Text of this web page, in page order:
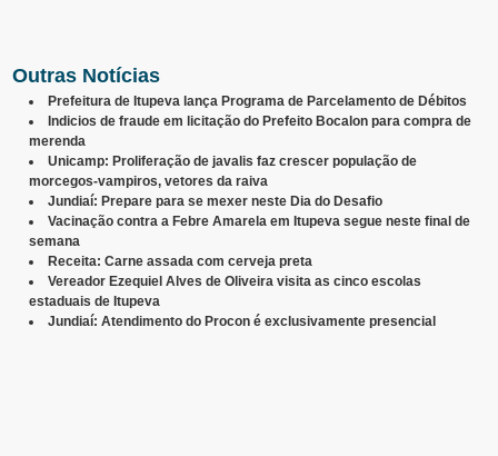
Outras Notícias
Prefeitura de Itupeva lança Programa de Parcelamento de Débitos
Indicios de fraude em licitação do Prefeito Bocalon para compra de
merenda
Unicamp: Proliferação de javalis faz crescer população de
morcegos-vampiros, vetores da raiva
Jundiaí: Prepare para se mexer neste Dia do Desafio
Vacinação contra a Febre Amarela em Itupeva segue neste final de
semana
Receita: Carne assada com cerveja preta
Vereador Ezequiel Alves de Oliveira visita as cinco escolas
estaduais de Itupeva
Jundiaí: Atendimento do Procon é exclusivamente presencial